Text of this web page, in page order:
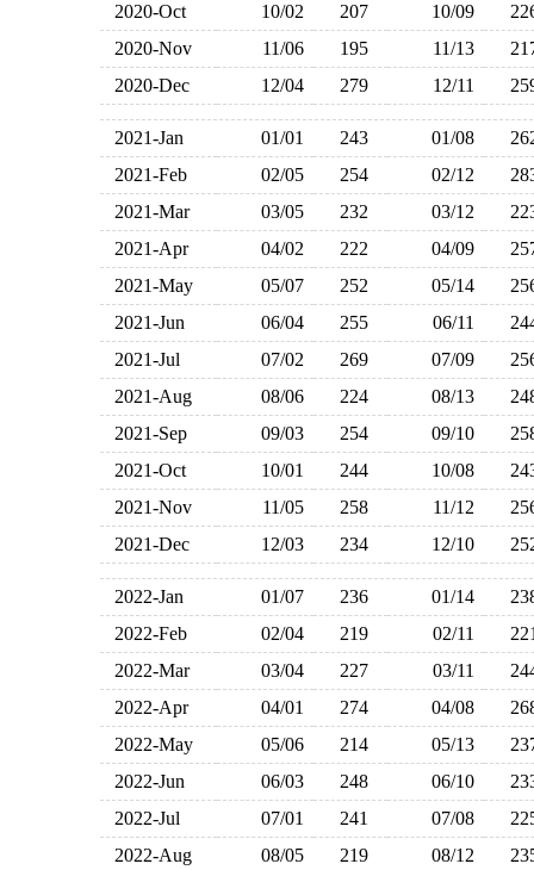
2020-Oct
10/02 207 10/09
2020-Nov
11/06 195 11/13
2020-Dec
12/04 279 12/11
2021-Jan 01/01 243 01/08
2021-Feb
02/05 254 02/12
2021-Mar
03/05 232 03/12
2021-Apr
04/02 222 04/09
2021-May
05/07 252 05/14
2021-Jun
06/04 255 06/11
2021-Jul
07/02 269 07/09
2021-Aug
08/06 224 08/13
2021-Sep
09/03 254 09/10
2021-Oct
10/01 244 10/08
2021-Nov
11/05 258 11/12
2021-Dec
12/03 234 12/10
2022-Jan 01/07 236 01/14
2022-Feb
02/04 219 02/11
2022-Mar
03/04 227 03/11
2022-Apr
04/01 274 04/08
2022-May
05/06 214 05/13
2022-Jun
06/03 248 06/10
2022-Jul
07/01 241 07/08
2022-Aug
08/05 219 08/12